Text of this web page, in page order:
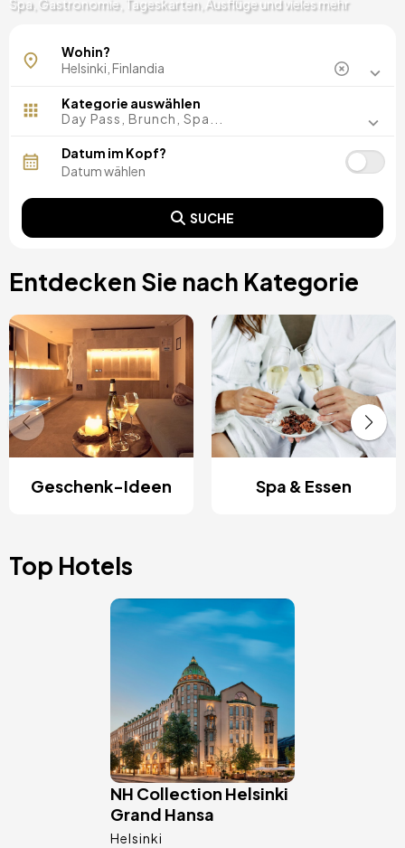
Spa, Gastronomie, Tageskarten, Ausflüge und vieles mehr
Wohin?
Kategorie auswählen
Day Pass, Brunch, Spa...
Datum im Kopf?
SUCHE
Entdecken Sie nach Kategorie
Geschenk-Ideen Spa & Essen
Top Hotels
Bild
NH Collection Helsinki
Grand Hansa
Helsinki